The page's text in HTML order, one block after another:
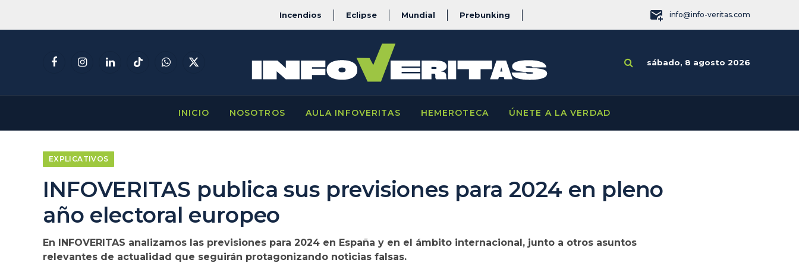
Incendios Eclipse Mundial Prebunking info@info-veritas.com
FacebookInstagramLinkedInTikTokWhatsApp
X
sábado, 8 agosto 2026
INICIO NOSOTROS AULA INFOVERITAS HEMEROTECA ÚNETE A LA VERDAD
EXPLICATIVOS
INFOVERITAS publica sus previsiones para 2024 en pleno
año electoral europeo
En INFOVERITAS analizamos las previsiones para 2024 en España y en el ámbito internacional, junto a otros asuntos
relevantes de actualidad que seguirán protagonizando noticias falsas.